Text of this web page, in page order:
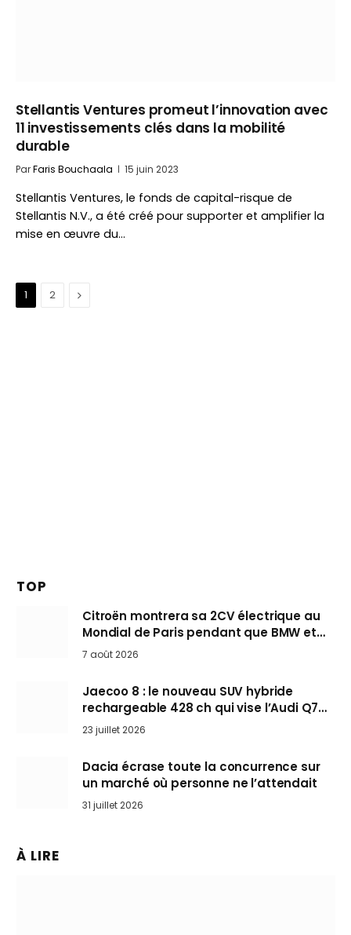
Stellantis Ventures promeut l’innovation avec
11 investissements clés dans la mobilité
durable
ParFaris Bouchaala 15 juin 2023
Stellantis Ventures, le fonds de capital-risque de
Stellantis N.V., a été créé pour supporter et amplifier la
mise en œuvre du…
1 2 Suivant
TOP
Citroën montrera sa 2CV électrique au
Mondial de Paris pendant que BMW et
Mini désertent le salon
7 août 2026
Jaecoo 8 : le nouveau SUV hybride
rechargeable 428 ch qui vise l’Audi Q7
arrive en Europe cet automne
23 juillet 2026
Dacia écrase toute la concurrence sur
un marché où personne ne l’attendait
31 juillet 2026
À LIRE